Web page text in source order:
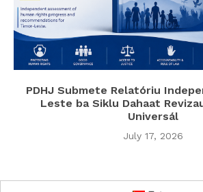
PDHJ Submete Relatóriu
Leste ba Siklu Dahaat
Universál
July 17, 2026